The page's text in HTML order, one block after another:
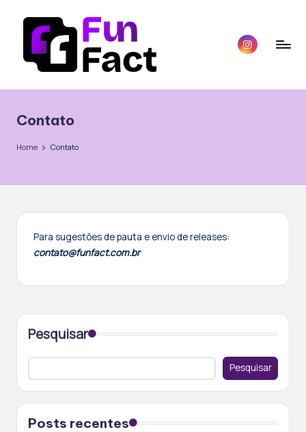
content
n
F
t
de
Fun
para
instagram.com
Contato
Home Contato
Para sugestões de pauta e envio de releases:
contato@funfact.com.br
Pesquisar
Pesquisar
Posts recentes